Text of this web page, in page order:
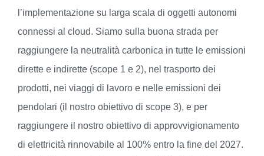
l’implementazione su larga scala di oggetti autonomi
connessi al cloud. Siamo sulla buona strada per
raggiungere la neutralità carbonica in tutte le emissioni
dirette e indirette (scope 1 e 2), nel trasporto dei
prodotti, nei viaggi di lavoro e nelle emissioni dei
pendolari (il nostro obiettivo di scope 3), e per
raggiungere il nostro obiettivo di approvvigionamento
di elettricità rinnovabile al 100% entro la fine del 2027.